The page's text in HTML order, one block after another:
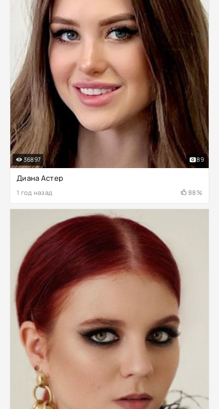
Диана Астер
1 год назад 88%
36897 89